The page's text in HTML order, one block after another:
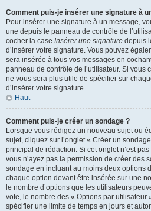
Comment puis-je insérer une signature à
Pour insérer une signature à un message,
une depuis le panneau de contrôle de
cocher la case Insérer une signature depuis
d’insérer votre signature. Vous pouvez
sera insérée à tous vos messages en
panneau de contrôle de l’utilisateur. Si vous
ne vous sera plus utile de spécifier sur
d’insérer votre signature.
Haut
Comment puis-je créer un sondage ?
Lorsque vous rédigez un nouveau sujet ou
sujet, cliquez sur l’onglet « Créer un
principal de rédaction. Si cet onglet n’est
vous n’ayez pas la permission de créer des
sondage en incluant au moins deux options
chaque option devant être insérée sur une
le nombre d’options que les utilisateurs
vote, le nombre des « Options par utilisateur
spécifier une limite de temps en jours et